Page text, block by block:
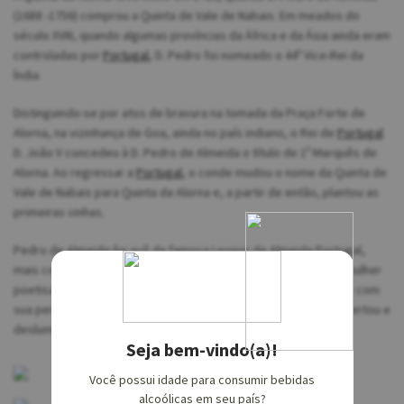
(1688 -1756) comprou a Quinta de Vale de Nabais. Em meados do
século XVIII, quando algumas províncias da África e da Ásia ainda eram
controladas por Portugal, D. Pedro foi nomeado o 44º Vice-Rei da
Índia.
Distinguindo-se por atos de bravura na tomada da Praça Forte de
Alorna, na vizinhança de Goa, ainda no país indiano, o Rei de Portugal
D. João V concedeu à D. Pedro de Almeida o título de 1º Marquês de
Alorna. Ao regressar a Portugal, o conde mudou o nome da Quinta de
Vale de Nabais para Quinta da Alorna e, a partir de então, plantou as
primeiras vinhas.
Pedro de Almeida foi avô da famosa Leonor de Almeida Portugal,
mais conhecida como Marquesa de Alorna (1750 – 1839), uma mulher
poetisa, política, poliglota, viajada, inteligente e sedutora, que com
sua personalidade forte e enorme devoção à cultura, desconcertou e
deslumbrou Portugal nos séculos XVIII e XIX.
Seja bem-vindo(a)!
Você possui idade para consumir bebidas
alcoólicas em seu país?